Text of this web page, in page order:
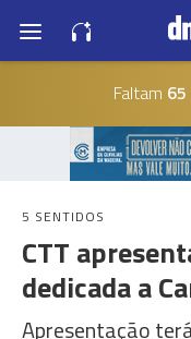
Faltam
5 SENTIDOS
CTT
dedicada a
Apresentação